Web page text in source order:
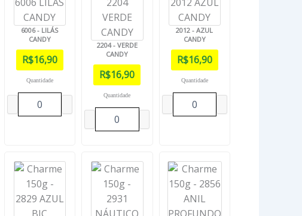
6006 - LILÁS
CANDY
R$16,90
Quantidade
2204 - VERDE
CANDY
R$16,90
Quantidade
2012 - AZUL
CANDY
R$16,90
Quantidade